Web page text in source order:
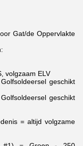
Gat/de Oppervlakte
volgzaam ELV
geschikt
geschikt
= altijd volgzame